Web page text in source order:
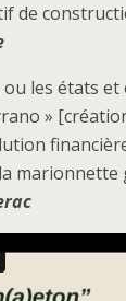
de
ou les états
»
marionnette